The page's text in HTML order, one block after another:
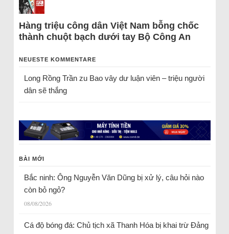
Hàng triệu công dân Việt Nam bỗng chốc
thành chuột bạch dưới tay Bộ Công An
NEUESTE KOMMENTARE
Long Rồng Trầnzu Bao vây dư luận viên – triệu người
dân sẽ thắng
BÀI MỚI
Bắc ninh: Ông Nguyễn Văn Dũng bị xử lý, câu hỏi nào
còn bỏ ngỏ?
08/08/2026
Cá độ bóng đá: Chủ tịch xã Thanh Hóa bị khai trừ Đảng